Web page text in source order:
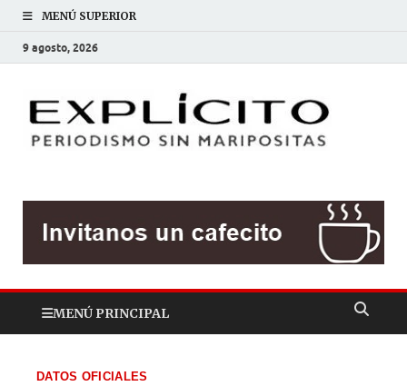
MENÚ SUPERIOR
9 agosto, 2026
MENÚ PRINCIPAL
DATOS OFICIALES